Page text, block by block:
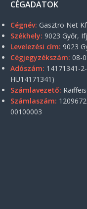
CÉGADATOK
Cégnév: Gasztro Net
Székhely: 9023 Győr,
Levelezési cím: 9023
Cégjegyzékszám: 08-
Adószám: 14171341-
HU14171341)
Számlavezető:
Számlaszám:
00100003